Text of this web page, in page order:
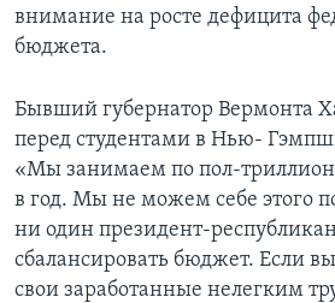
внимание на росте дефицита
бюджета.
Бывший губернатор Вермонта
перед студентами в Нью-
«Мы занимаем по пол-
в год. Мы не можем себе этого
ни один президент-
сбалансировать бюджет. Если
свои заработанные нелегким